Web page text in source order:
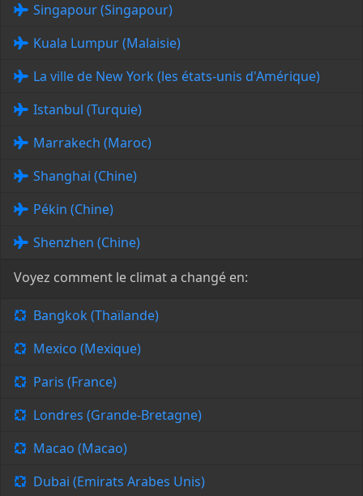
Singapour (Singapour)
Kuala Lumpur (Malaisie)
La ville de New York (les états-unis d'Amérique)
Istanbul (Turquie)
Marrakech (Maroc)
Shanghai (Chine)
Pékin (Chine)
Shenzhen (Chine)
Voyez comment le climat a changé en:
Bangkok (Thaïlande)
Mexico (Mexique)
Paris (France)
Londres (Grande-Bretagne)
Macao (Macao)
Dubai (Emirats Arabes Unis)